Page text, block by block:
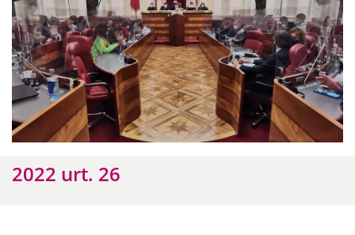
2022 urt. 26